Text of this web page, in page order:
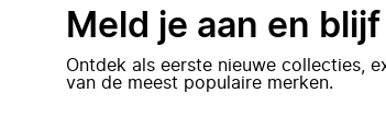
Meld je aan en
Ontdek als eerste nieuwe collecties,
van de meest populaire merken.